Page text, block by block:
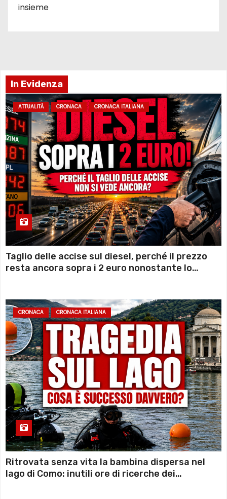
insieme
In Evidenza
ATTUALITÀ CRONACA CRONACA ITALIANA
Taglio delle accise sul diesel, perché il prezzo
resta ancora sopra i 2 euro nonostante lo
CRONACA CRONACA ITALIANA
Ritrovata senza vita la bambina dispersa nel
lago di Como: inutili ore di ricerche dei